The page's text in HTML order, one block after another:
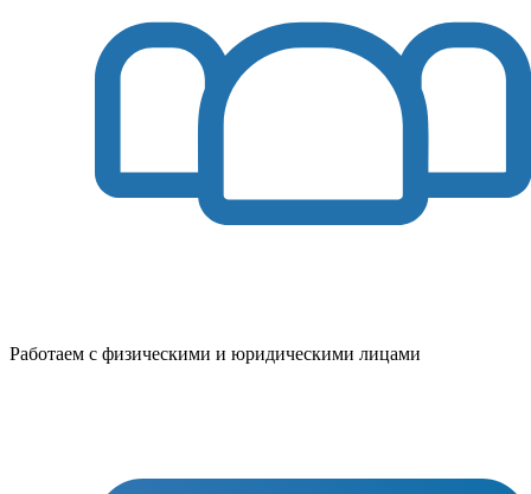
Работаем с физическими и юридическими лицами